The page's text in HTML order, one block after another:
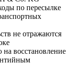
по пересылке
не отражаются
на восстановление